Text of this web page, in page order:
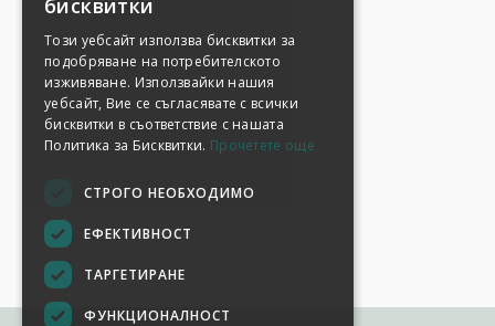
бисквитки
Този уебсайт използва бисквитки за
подобряване на потребителското
изживяване. Използвайки нашия
уебсайт, Вие се съгласявате с всички
бисквитки в съответствие с нашата
Политика за Бисквитки. Прочетете още
СТРОГО НЕОБХОДИМО
ЕФЕКТИВНОСТ
ТАРГЕТИРАНЕ
ФУНКЦИОНАЛНОСТ